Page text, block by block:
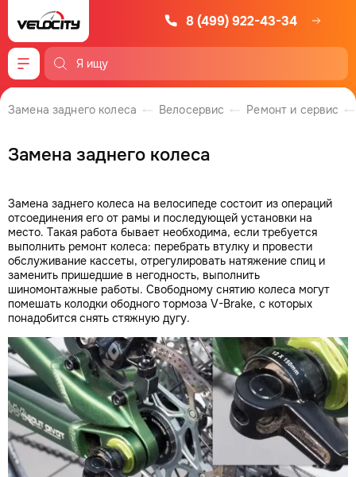
8 (499) 922-43-34
Меню
Ремонт и сервис
Велосервис
Замена заднего колеса
Замена заднего колеса
Замена заднего колеса на велосипеде состоит из операций
отсоединения его от рамы и последующей установки на
место. Такая работа бывает необходима, если требуется
выполнить ремонт колеса: перебрать втулку и провести
обслуживание кассеты, отрегулировать натяжение спиц и
заменить пришедшие в негодность, выполнить
шиномонтажные работы. Свободному снятию колеса могут
помешать колодки ободного тормоза V-Brake, с которых
понадобится снять стяжную дугу.